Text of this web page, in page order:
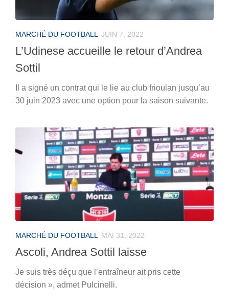
MARCHÉ DU FOOTBALL JUIN 7, 2022
L’Udinese accueille le retour d’Andrea
Sottil
Il a signé un contrat qui le lie au club frioulan jusqu’au
30 juin 2023 avec une option pour la saison suivante.
MARCHÉ DU FOOTBALL MAI 31, 2022
Ascoli, Andrea Sottil laisse
Je suis très déçu que l’entraîneur ait pris cette
décision », admet Pulcinelli.